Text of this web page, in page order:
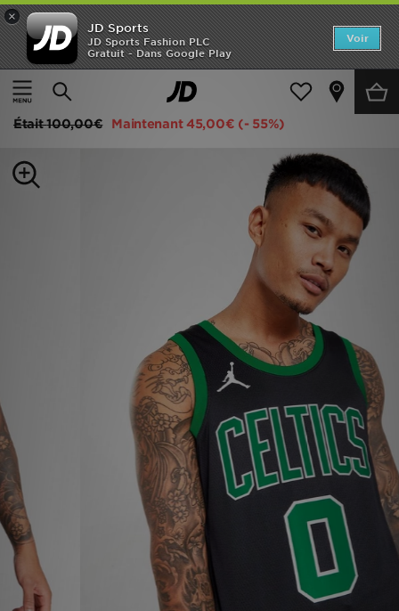
×
JD Sports
JD Sports Fashion PLC
Gratuit - Dans Google Play
Voir
Accueil
Homme Vêtements Homme Maillots Officiels
Jordan NBA Boston Celtics Tatum #0 Swingman Jersey
Était100,00€ Maintenant45,00€ (- 55%)
Accueil
Nouveautés
Enfant
Suivre Ma Commande
Service client
Nos Magasins
Télécharge l'Appli